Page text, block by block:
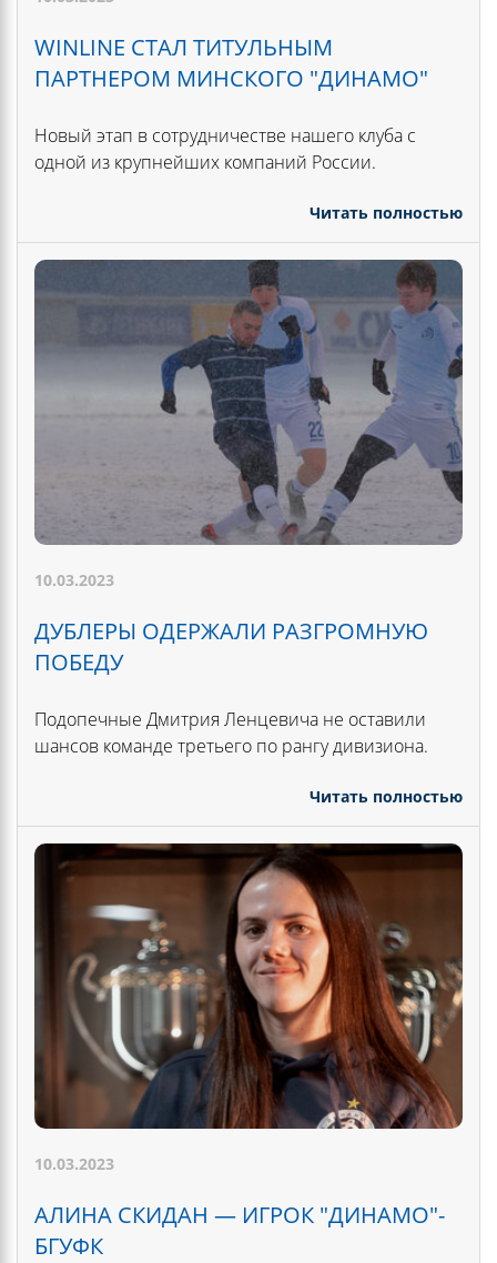
WINLINE СТАЛ ТИТУЛЬНЫМ
ПАРТНЕРОМ МИНСКОГО "ДИНАМО"
Новый этап в сотрудничестве нашего клуба с
одной из крупнейших компаний России.
Читать полностью
10.03.2023
ДУБЛЕРЫ ОДЕРЖАЛИ РАЗГРОМНУЮ
ПОБЕДУ
Подопечные Дмитрия Ленцевича не оставили
шансов команде третьего по рангу дивизиона.
Читать полностью
10.03.2023
АЛИНА СКИДАН — ИГРОК "ДИНАМО"-
БГУФК